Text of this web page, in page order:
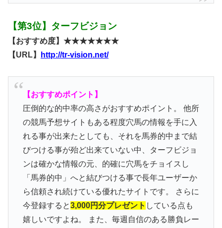
【第3位】ターフビジョン
【おすすめ度】★★★★★★★
【URL】
http://tr-vision.net/
【おすすめポイント】
圧倒的な的中率の高さがおすすめポイント。 他所
の競馬予想サイトもある程度穴馬の情報を手に入
れる事が出来たとしても、それを馬券的中まで結
びつける事が殆ど出来ていない中、ターフビジョ
ンは確かな情報の元、的確に穴馬をチョイスし
「馬券的中」へと結びつける事で長年ユーザーか
ら信頼され続けている優れたサイトです。 さらに
今登録すると3,000円分プレゼント している点も
嬉しいですよね。 また、毎週自信のある勝負レー